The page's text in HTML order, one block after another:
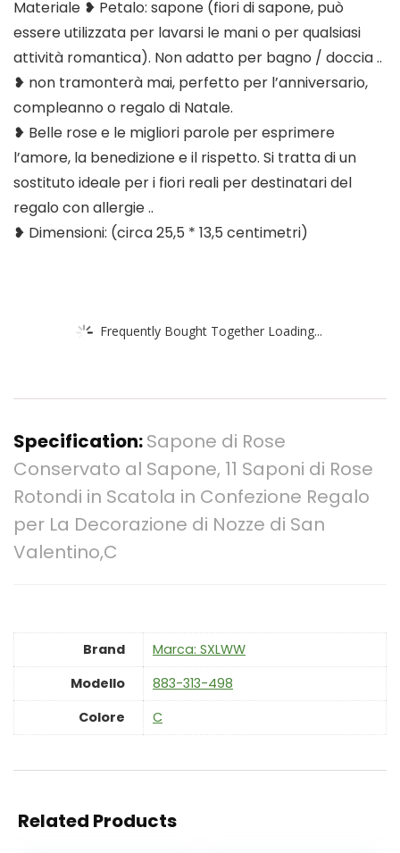
Materiale ❥ Petalo: sapone (fiori di sapone, può
essere utilizzata per lavarsi le mani o per qualsiasi
attività romantica). Non adatto per bagno / doccia ..
❥ non tramonterà mai, perfetto per l’anniversario,
compleanno o regalo di Natale.
❥ Belle rose e le migliori parole per esprimere
l’amore, la benedizione e il rispetto. Si tratta di un
sostituto ideale per i fiori reali per destinatari del
regalo con allergie ..
❥ Dimensioni: (circa 25,5 * 13,5 centimetri)
Frequently Bought Together Loading...
Specification:Sapone di Rose
Conservato al Sapone, 11 Saponi di Rose
Rotondi in Scatola in Confezione Regalo
per La Decorazione di Nozze di San
Valentino,C
Brand
Marca: SXLWW
Modello
‎883-313-498
Colore
‎C
Related Products